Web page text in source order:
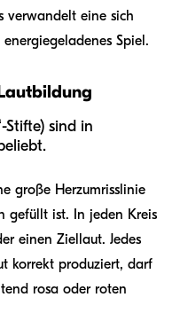
verwandelt eine sich
Spiel.
Stifte) sind in
große Herzumrisslinie
gefüllt ist. In jeden Kreis
einen Ziellaut. Jedes
korrekt produziert, darf
rosa oder roten